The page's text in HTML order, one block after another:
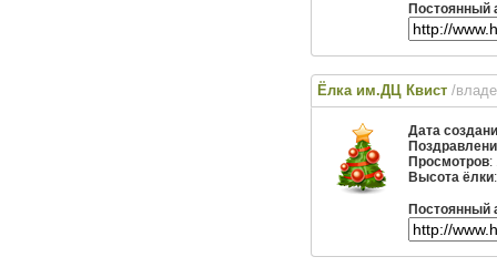
Постоянный
Ёлка им.ДЦ Квист /
Дата
Просмотров:
Высота ёлки
Постоянный